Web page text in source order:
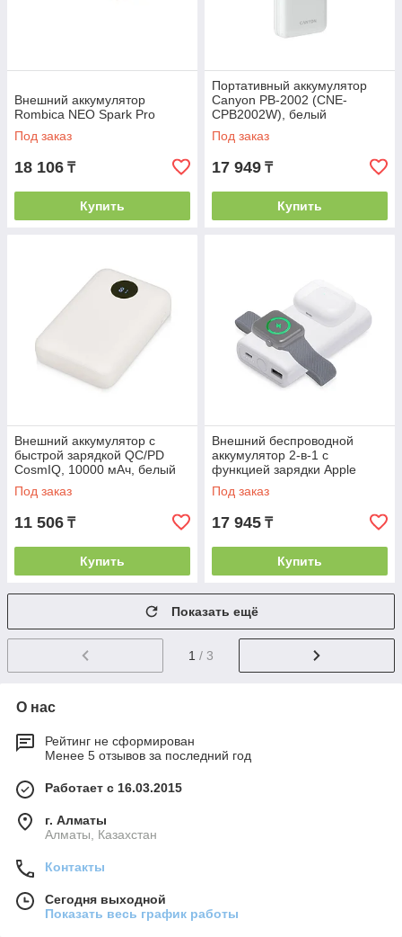
Внешний аккумулятор
Rombica NEO Spark Pro
Под заказ
18 106 ₸
Купить
Портативный аккумулятор
Canyon PB-2002 (CNE-
CPB2002W), белый
Под заказ
17 949 ₸
Купить
Внешний аккумулятор с
быстрой зарядкой QC/PD
CosmIQ, 10000 мАч, белый
Под заказ
11 506 ₸
Купить
Внешний беспроводной
аккумулятор 2-в-1 с
функцией зарядки Apple
Watch, QC/PD AtomIQ, 10000
мАч, белый
Под заказ
17 945 ₸
Купить
Показать ещё
1 / 3
О нас
Рейтинг не сформирован
Менее 5 отзывов за последний год
Работает с 16.03.2015
г. Алматы
Алматы, Казахстан
Контакты
Сегодня выходной
Показать весь график работы